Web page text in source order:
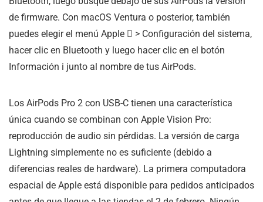
de firmware. Con macOS Ventura o posterior, también
puedes elegir el menú Apple  > Configuración del sistema,
hacer clic en Bluetooth y luego hacer clic en el botón
Información i junto al nombre de tus AirPods.
Los AirPods Pro 2 con USB-C tienen una característica
única cuando se combinan con Apple Vision Pro:
reproducción de audio sin pérdidas. La versión de carga
Lightning simplemente no es suficiente (debido a
diferencias reales de hardware). La primera computadora
espacial de Apple está disponible para pedidos anticipados